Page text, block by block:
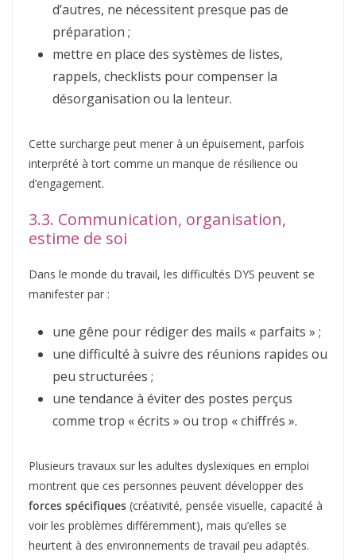
d’autres, ne nécessitent presque pas de
préparation ;
mettre en place des systèmes de listes,
rappels, checklists pour compenser la
désorganisation ou la lenteur.
Cette surcharge peut mener à un épuisement, parfois
interprété à tort comme un manque de résilience ou
d’engagement.
3.3. Communication, organisation,
estime de soi
Dans le monde du travail, les difficultés DYS peuvent se
manifester par :
une gêne pour rédiger des mails « parfaits » ;
une difficulté à suivre des réunions rapides ou
peu structurées ;
une tendance à éviter des postes perçus
comme trop « écrits » ou trop « chiffrés ».
Plusieurs travaux sur les adultes dyslexiques en emploi
montrent que ces personnes peuvent développer des
forces spécifiques (créativité, pensée visuelle, capacité à
voir les problèmes différemment), mais qu’elles se
heurtent à des environnements de travail peu adaptés.